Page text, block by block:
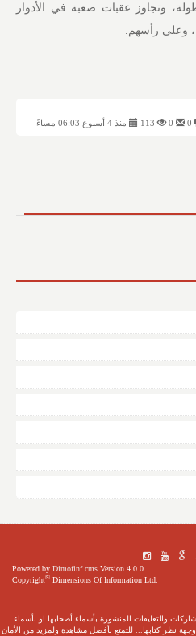
وتجاوز عقبات صعبة في الأدوار
وعلى رأسهم.
113 منذ 4 أسبوع 06:03 مساءً
Powered by Dimofinf cms Version 4.0.0
Copyright© Dimensions Of Information Ltd.
والتعليقات المنشورة بأسماء أصحابها او بأسماء
نظر كتابها... للتمتع بأفضل مشاهدة ولمزيد من الأمان